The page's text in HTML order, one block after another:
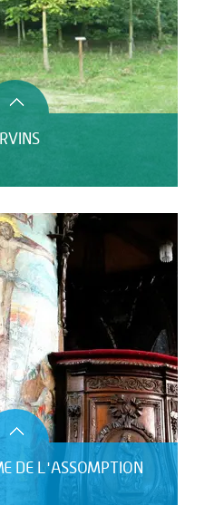
DE L'ASSOMPTION